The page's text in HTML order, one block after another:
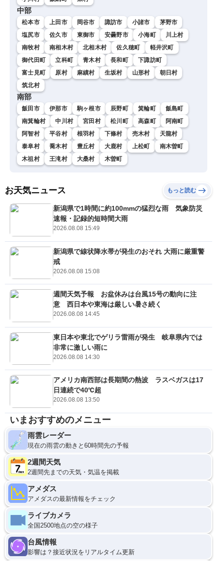
中部
松本市 上田市 岡谷市 諏訪市 小諸市
茅野市
塩尻市
佐久市 東御市 安曇野市 小海町
川上村
南牧村
南相木村 北相木村 佐久穂町
軽井沢町
御代田町
立科町 青木村 長和町
下諏訪町
富士見町
原村 麻績村 生坂村 山形村
朝日村
筑北村
南部
飯田市 伊那市 駒ヶ根市 辰野町 箕輪町
飯島町
南箕輪村
中川村 宮田村 松川町 高森町
阿南町
阿智村
平谷村 根羽村 下條村 売木村
天龍村
泰阜村
喬木村 豊丘村 大鹿村 上松町
南木曽町
木祖村
王滝村 大桑村 木曽町
お天気ニュース もっと読む
新潟県で1時間に約100mmの猛烈な雨 気象防災
速報・記録的短時間大雨
2026.08.08 15:49
新潟県で線状降水帯が発生のおそれ 大雨に厳重警
戒
2026.08.08 15:08
週間天気予報 お盆休みは台風15号の動向に注
意 西日本や東海は厳しい暑さ続く
2026.08.08 14:45
東日本や東北でゲリラ雷雨が発生 岐阜県内では
非常に激しい雨に
2026.08.08 14:30
アメリカ南西部は長期間の熱波 ラスベガスは17
日連続で40℃超
2026.08.08 13:50
いまおすすめのメニュー
雨雲レーダー
現在の雨雲の動きと60時間先の予報
2週間天気
2週間先までの天気・気温を掲載
アメダス
アメダスの最新情報をチェック
ライブカメラ
全国2500地点の空の様子
台風情報
影響は？接近状況をリアルタイム更新